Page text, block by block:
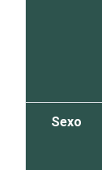
Sexo